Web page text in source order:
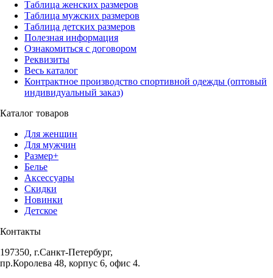
Таблица женских размеров
Таблица мужских размеров
Таблица детских размеров
Полезная информация
Ознакомиться с договором
Реквизиты
Весь каталог
Контрактное производство спортивной одежды (оптовый
индивидуальный заказ)
Каталог товаров
Для женщин
Для мужчин
Размер+
Белье
Аксессуары
Скидки
Новинки
Детское
Контакты
197350, г.Санкт-Петербург,
пр.Королева 48, корпус 6, офис 4.